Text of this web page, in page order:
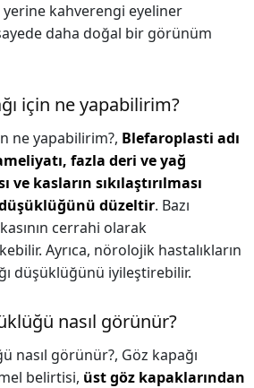
kahverengi eyeliner
daha doğal bir görünüm
için ne yapabilirim?
ne yapabilirim?, Blefaroplasti adı
fazla deri ve yağ
kasların sıkılaştırılması
düzeltir. Bazı
cerrahi olarak
Ayrıca, nörolojik hastalıkların
düşüklüğünü iyileştirebilir.
nasıl görünür?
nasıl görünür?, Göz kapağı
belirtisi, üst göz kapaklarından